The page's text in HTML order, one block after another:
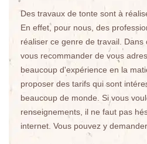
Des travaux de tonte sont à
En effet, pour nous, des
réaliser ce genre de travail. Dans
vous recommander de vous
beaucoup d'expérience en la
proposer des tarifs qui sont
beaucoup de monde. Si vous
renseignements, il ne faut pas
internet. Vous pouvez y